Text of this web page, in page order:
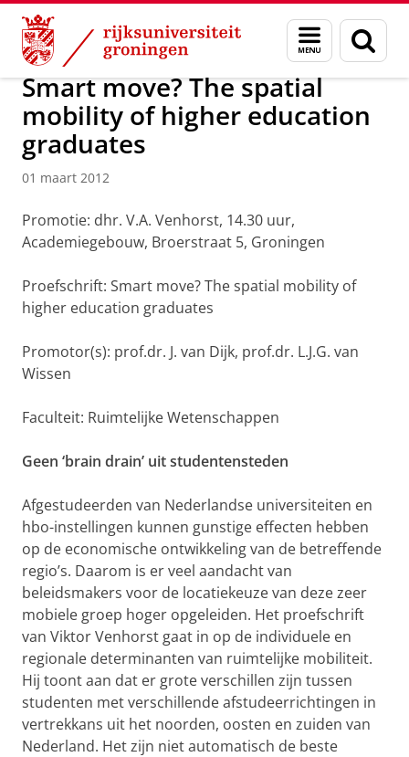
Skip
Content
Skip
Navigation
Menu
en
zoeken
Over ons Actueel Nieuws Nieuwsberichten
Smart move? The spatial
mobility of higher education
graduates
01 maart 2012
Promotie: dhr. V.A. Venhorst, 14.30 uur,
Academiegebouw, Broerstraat 5, Groningen
Proefschrift: Smart move? The spatial mobility of
higher education graduates
Promotor(s): prof.dr. J. van Dijk, prof.dr. L.J.G. van
Wissen
Faculteit: Ruimtelijke Wetenschappen
Geen ‘brain drain’ uit studentensteden
Afgestudeerden van Nederlandse universiteiten en
hbo-instellingen kunnen gunstige effecten hebben
op de economische ontwikkeling van de betreffende
regio’s. Daarom is er veel aandacht van
beleidsmakers voor de locatiekeuze van deze zeer
mobiele groep hoger opgeleiden. Het proefschrift
van Viktor Venhorst gaat in op de individuele en
regionale determinanten van ruimtelijke mobiliteit.
Hij toont aan dat er grote verschillen zijn tussen
studenten met verschillende afstudeerrichtingen in
vertrekkans uit het noorden, oosten en zuiden van
Nederland. Het zijn niet automatisch de beste